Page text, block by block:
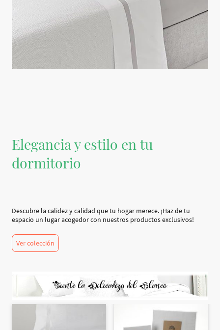
Elegancia y estilo en tu
dormitorio
Descubre la calidez y calidad que tu hogar merece. ¡Haz de tu
espacio un lugar acogedor con nuestros productos exclusivos!
Ver colección